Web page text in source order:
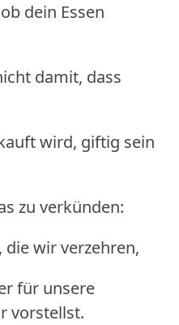
dein Essen
damit, dass
wird, giftig sein
zu verkünden:
die wir verzehren,
für unsere
vorstellst.